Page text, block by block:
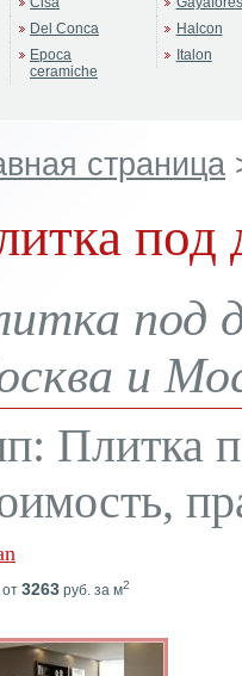
Del Conca
Epoca
ceramiche
Halcon
Italon
страница
под
под
и
Плитка
от 3263 руб. за м2